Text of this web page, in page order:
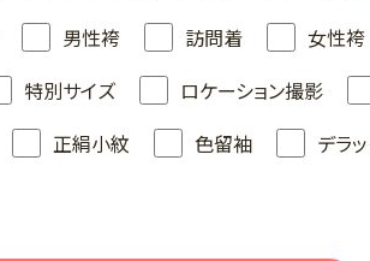
男性袴 訪問着
女性袴
特別サイズ
ロケーション撮影
正絹小紋 色留袖
デラ